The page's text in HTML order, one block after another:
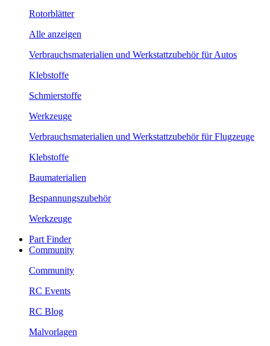
Rotorblätter
Alle anzeigen
Verbrauchsmaterialien und Werkstattzubehör für Autos
Klebstoffe
Schmierstoffe
Werkzeuge
Verbrauchsmaterialien und Werkstattzubehör für Flugzeuge
Klebstoffe
Baumaterialien
Bespannungszubehör
Werkzeuge
Part Finder
Community
Community
RC Events
RC Blog
Malvorlagen